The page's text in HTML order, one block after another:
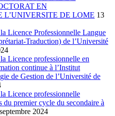
EN
L’UNIVERSITE DE LOME 13
Licence Professionnelle Langue
Traduction) de l’Université
Licence professionnelle en
continue à l’Institut
de Gestion de l’Université de
Licence professionnelle
du premier cycle du secondaire à
2024